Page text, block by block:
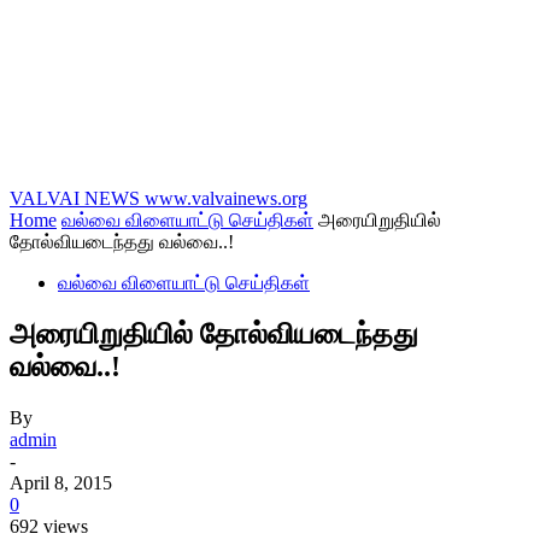
VALVAI NEWS www.valvainews.org
Home வல்வை விளையாட்டு செய்திகள் அரையிறுதியில்
தோல்வியடைந்தது வல்வை..!
வல்வை விளையாட்டு செய்திகள்
அரையிறுதியில் தோல்வியடைந்தது
வல்வை..!
By
admin
-
April 8, 2015
0
692 views